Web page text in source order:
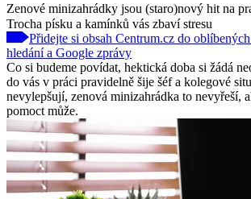
Zenové minizahrádky jsou (staro)nový hit na
Trocha písku a kamínků vás zbaví stresu
Přidejte si obsah Centrum.cz do
hledání a Google zprávy
Co si budeme povídat, hektická doba si žádá
do vás v práci pravidelně šije šéf a kolegové
nevylepšují, zenová minizahrádka to nevyřeší,
pomoct může.